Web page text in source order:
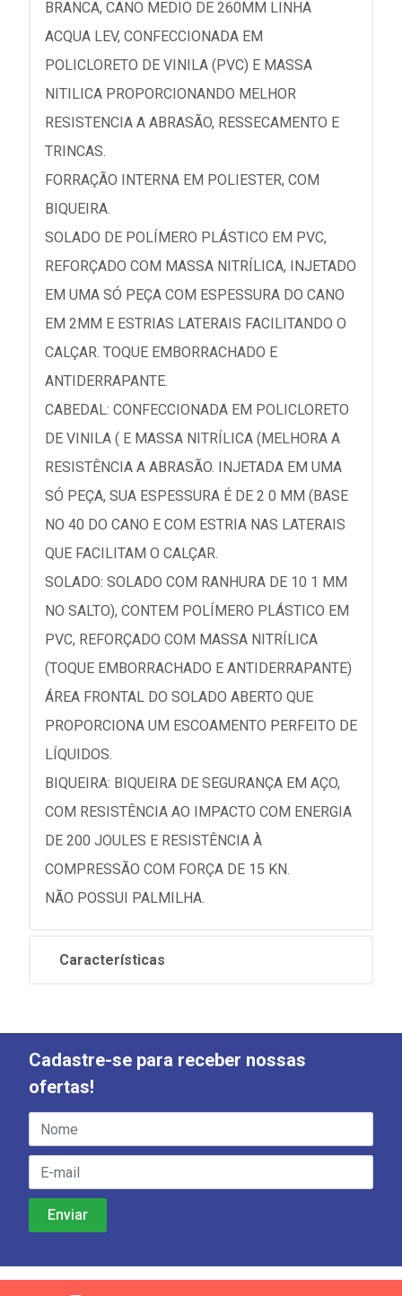
BRANCA, CANO MEDIO DE 260MM LINHA
ACQUA LEV, CONFECCIONADA EM
POLICLORETO DE VINILA (PVC) E MASSA
NITILICA PROPORCIONANDO MELHOR
RESISTENCIA A ABRASÃO, RESSECAMENTO E
TRINCAS.
FORRAÇÃO INTERNA EM POLIESTER, COM
BIQUEIRA.
SOLADO DE POLÍMERO PLÁSTICO EM PVC,
REFORÇADO COM MASSA NITRÍLICA, INJETADO
EM UMA SÓ PEÇA COM ESPESSURA DO CANO
EM 2MM E ESTRIAS LATERAIS FACILITANDO O
CALÇAR. TOQUE EMBORRACHADO E
ANTIDERRAPANTE.
CABEDAL: CONFECCIONADA EM POLICLORETO
DE VINILA ( E MASSA NITRÍLICA (MELHORA A
RESISTÊNCIA A ABRASÃO. INJETADA EM UMA
SÓ PEÇA, SUA ESPESSURA É DE 2 0 MM (BASE
NO 40 DO CANO E COM ESTRIA NAS LATERAIS
QUE FACILITAM O CALÇAR.
SOLADO: SOLADO COM RANHURA DE 10 1 MM
NO SALTO), CONTEM POLÍMERO PLÁSTICO EM
PVC, REFORÇADO COM MASSA NITRÍLICA
(TOQUE EMBORRACHADO E ANTIDERRAPANTE)
ÁREA FRONTAL DO SOLADO ABERTO QUE
PROPORCIONA UM ESCOAMENTO PERFEITO DE
LÍQUIDOS.
BIQUEIRA: BIQUEIRA DE SEGURANÇA EM AÇO,
COM RESISTÊNCIA AO IMPACTO COM ENERGIA
DE 200 JOULES E RESISTÊNCIA À
COMPRESSÃO COM FORÇA DE 15 KN.
NÃO POSSUI PALMILHA.
Características
Cadastre-se para receber nossas
ofertas!